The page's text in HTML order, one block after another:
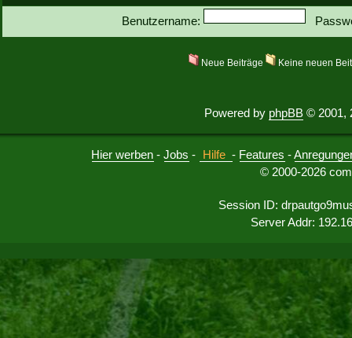
Benutzername:
Neue Beiträge Keine neuen
Powered by phpBB © 2001,
Hier werben -Jobs - Hilfe - Features -
© 2000-2026
Session ID:
Server Addr: